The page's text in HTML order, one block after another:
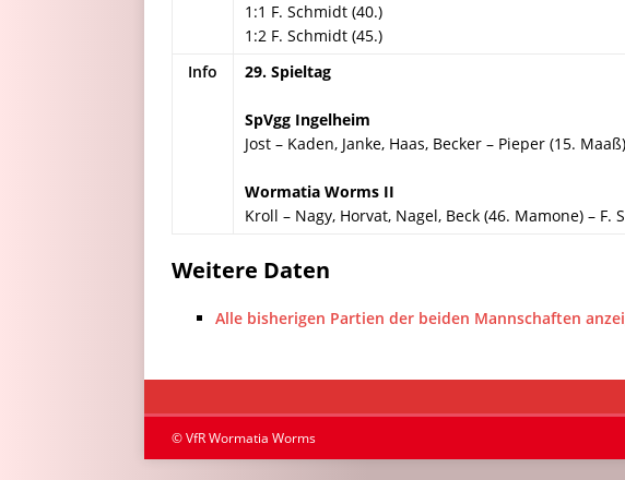
1:1 F. Schmidt (40.)
1:2 F. Schmidt (45.)
Info
29. Spieltag
SpVgg Ingelheim
Jost – Kaden, Janke, Haas, Becker – Pieper (15.
Wormatia Worms II
Kroll – Nagy, Horvat, Nagel, Beck (46. Mamone) –
Weitere Daten
Alle bisherigen Partien der beiden Mannschaften
© VfR Wormatia Worms